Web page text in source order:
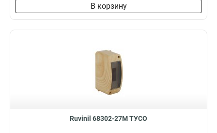
В корзину
Ruvinil 68302-27М ТУСО